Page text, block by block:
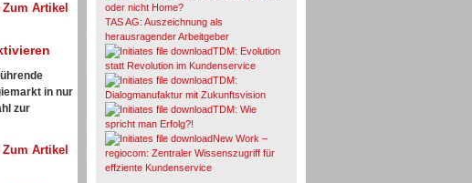
Zum Artikel
in nur
zur
Zum Artikel
oder nicht Home?
TAS AG: Auszeichnung als
herausragender Arbeitgeber
TDM: Evolution
statt Revolution im Kundenservice
TDM:
Dialogmanufaktur mit Zukunftsvision
TDM: Wie
spricht man Erfolg?!
New Work –
regiocom: Zentraler Wissenszugriff für
effziente Kundenservice